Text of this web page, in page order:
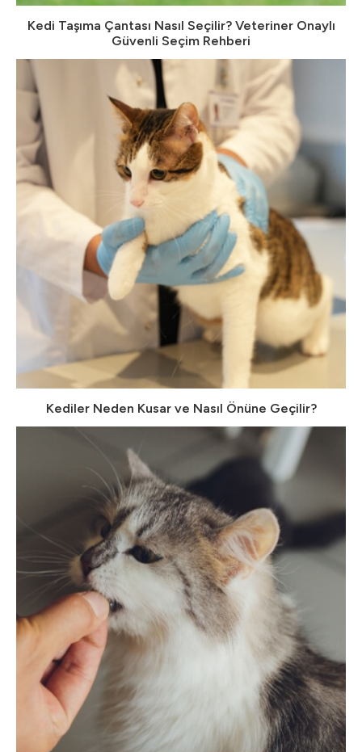
Kedi Taşıma Çantası Nasıl Seçilir? Veteriner Onaylı
Güvenli Seçim Rehberi
Kediler Neden Kusar ve Nasıl Önüne Geçilir?